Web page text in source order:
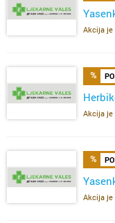
Akcija
Akcija
Akcija